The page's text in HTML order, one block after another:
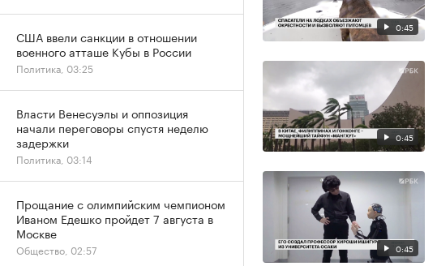
0:45
0:45
0:45
США ввели санкции в отношении
военного атташе Кубы в России
Политика, 03:25
Власти Венесуэлы и оппозиция
начали переговоры спустя неделю
задержки
Политика, 03:14
Прощание с олимпийским чемпионом
Иваном Едешко пройдет 7 августа в
Москве
Общество, 02:57